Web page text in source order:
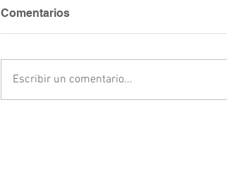
Comentarios
Escribir un comentario...